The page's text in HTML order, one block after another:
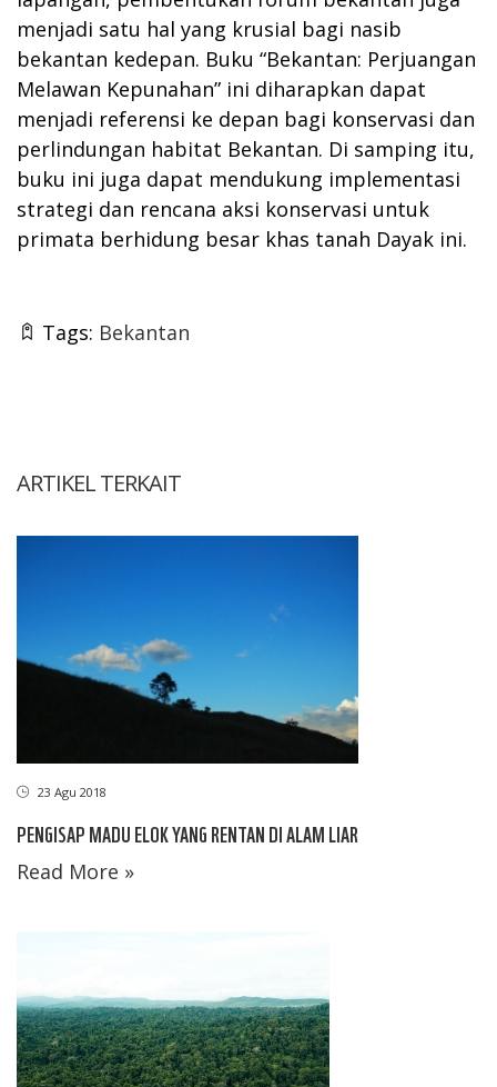
menjadi satu hal yang krusial bagi nasib
bekantan kedepan. Buku “Bekantan: Perjuangan
Melawan Kepunahan” ini diharapkan dapat
menjadi referensi ke depan bagi konservasi dan
perlindungan habitat Bekantan. Di samping itu,
buku ini juga dapat mendukung implementasi
strategi dan rencana aksi konservasi untuk
primata berhidung besar khas tanah Dayak ini.
Tags: Bekantan
ARTIKEL TERKAIT
23 Agu 2018
PENGISAP MADU ELOK YANG RENTAN DI ALAM LIAR
Read More »